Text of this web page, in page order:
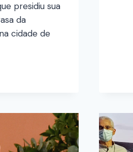
presidiu sua
da
cidade de